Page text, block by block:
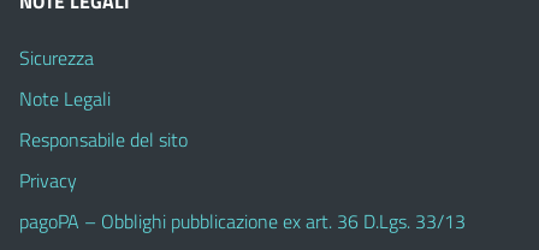
Sicurezza
Note Legali
Responsabile del sito
Privacy
pagoPA – Obblighi pubblicazione ex art. 36 D.Lgs. 33/13